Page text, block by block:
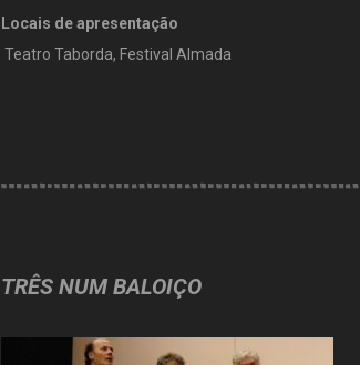
Locais de apresentação
Teatro Taborda, Festival Almada
TRÊS NUM BALOIÇO